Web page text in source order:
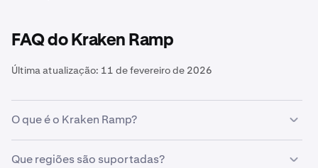
FAQ do Kraken Ramp
Última atualização: 11 de fevereiro de 2026
O que é o Kraken Ramp?
O Kraken Ramp permite que as empresas adicionem
Que regiões são suportadas?